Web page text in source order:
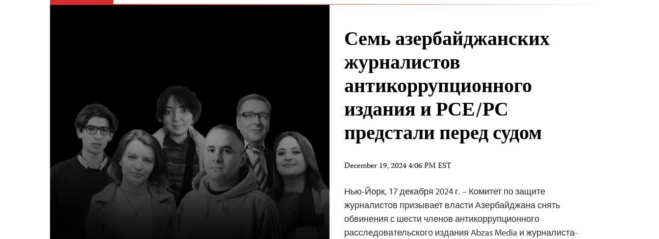
Семь азербайджанских
журналистов
антикоррупционного
издания и РСЕ/РС
предстали перед судом
December 19, 2024 4:06 PM EST
Нью-Йорк, 17 декабря 2024 г. – Комитет по защите
журналистов призывает власти Азербайджана снять
обвинения с шести членов антикоррупционного
расследовательского издания Abzas Media и журналиста-